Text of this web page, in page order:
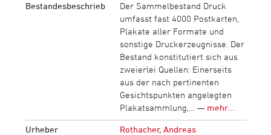
Bestandesbeschrieb
Der Sammelbestand Druck
umfasst fast 4000 Postkarten,
Plakate aller Formate und
sonstige Druckerzeugnisse. Der
Bestand konstitutiert sich aus
zweierlei Quellen: Einerseits
aus der nach pertinenten
Gesichtspunkten angelegten
Plakatsammlung,… — mehr...
Urheber
Rothacher, Andreas